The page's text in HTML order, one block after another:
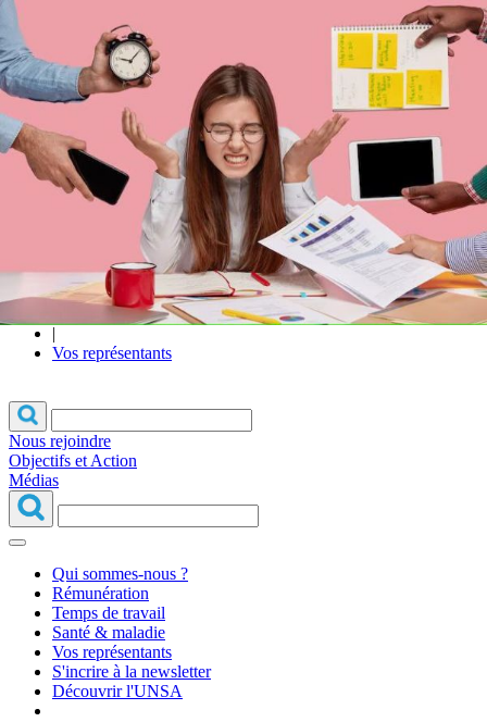
Qui sommes-
nous ?
S'inscrire à la
newsletter
Découvrir
l'UNSA
Rémunération
Temps de travail
|
Santé & maladie
|
Vos représentants
Nous rejoindre
Objectifs et Action
Médias
Qui sommes-nous ?
Rémunération
Temps de travail
Santé & maladie
Vos représentants
S'incrire à la newsletter
Découvrir l'UNSA